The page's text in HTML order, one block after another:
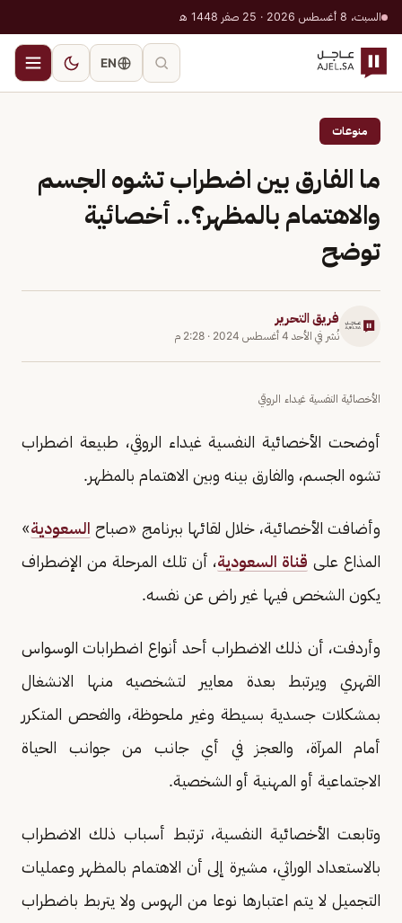
السبت، 8 أغسطس 2026 · 25 صفر 1448 هـ
EN
منوعات
ما الفارق بين اضطراب تشوه الجسم
والاهتمام بالمظهر؟.. أخصائية
توضح
فريق التحرير
نُشر في الأحد 4 أغسطس 2024 · 2:28 م
الأخصائية النفسية غيداء الروقي
أوضحت الأخصائية النفسية غيداء الروقي، طبيعة اضطراب
تشوه الجسم، والفارق بينه وبين الاهتمام بالمظهر.
وأضافت الأخصائية، خلال لقائها ببرنامج «صباح السعودية»
المذاع على قناة السعودية، أن تلك المرحلة من الإضطراف
يكون الشخص فيها غير راض عن نفسه.
وأردفت، أن ذلك الاضطراب أحد أنواع اضطرابات الوسواس
القهري ويرتبط بعدة معايير لتشخصيه منها الانشغال
بمشكلات جسدية بسيطة وغير ملحوظة، والفحص المتكرر
أمام المرآة، والعجز في أي جانب من جوانب الحياة
الاجتماعية أو المهنية أو الشخصية.
وتابعت الأخصائية النفسية، ترتبط أسباب ذلك الاضطراب
بالاستعداد الوراثي، مشيرة إلى أن الاهتمام بالمظهر وعمليات
التجميل لا يتم اعتبارها نوعا من الهوس ولا يتربط باضطراب